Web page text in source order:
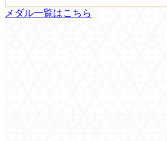
メダル一覧はこちら